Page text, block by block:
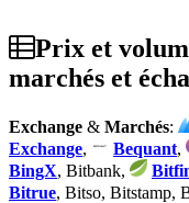
Prix et
marchés et
Exchange & Marchés:
Exchange, Bequant,
BingX, Bitbank,
Bitrue, Bitso, Bitstamp,